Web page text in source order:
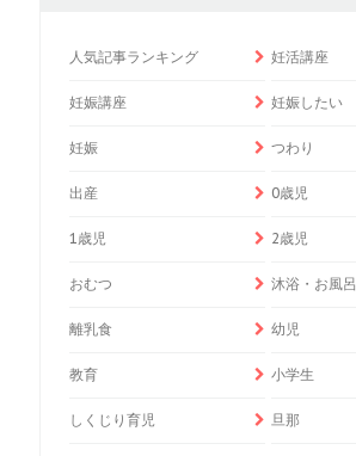
人気記事ランキング 妊活講座
妊娠講座 妊娠したい
妊娠 つわり
出産 0歳児
1歳児 2歳児
おむつ 沐浴・お風呂
離乳食 幼児
教育 小学生
しくじり育児 旦那